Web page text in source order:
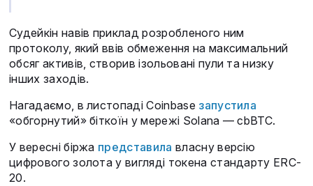
Судейкін навів приклад розробленого ним
протоколу, який ввів обмеження на максимальний
обсяг активів, створив ізольовані пули та низку
інших заходів.
Нагадаємо, в листопаді Coinbase запустила
«обгорнутий» біткоїн у мережі Solana — cbBTC.
У вересні біржа представила власну версію
цифрового золота у вигляді токена стандарту ERC-
20.